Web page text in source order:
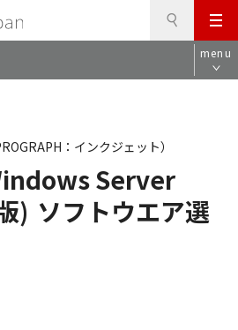
メ
ニ
ュ
menu
Server
) ソフトウエア選
：インクジェット）